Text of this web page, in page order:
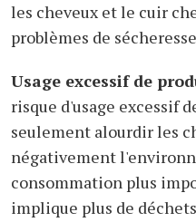
les cheveux et le cuir
problèmes de
Usage excessif de
risque d'usage excessif
seulement alourdir les
négativement
consommation plus
implique plus de